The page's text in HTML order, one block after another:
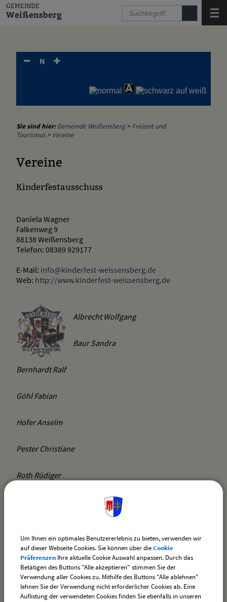
Zum Inhalt, zur Startseitespringen.
GEMEINDE
Weißensberg
N
Sie sind hier: Gemeinde Weißensberg>Freizeit und
Tourismus > Vereine
Vereine
Kinderfestausschuss
Daniela Wagner
Falkenweg 9
88138 Weißensberg
Telefon: 08389 929177
E-Mail: info@kinderfest-weissensberg.de
Web: http://www.kinderfest-weissensberg.de
Albrecht Wolfgang
Baur Sandra
Bernhardt Ralf
Göhl Fabian
Hofer Anselm
Pester Christiane
Roth Rüdiger
zurück
Um Ihnen ein optimales Benutzererlebnis zu bieten, verwenden wir
auf dieser Webseite Cookies. Sie können über dieCookie
Präferenzen Ihre aktuelle Cookie Auswahl anpassen. Durch das
Betätigen des Buttons "Alle akzeptieren" stimmen Sie der
Verwendung aller Cookies zu. Mithilfe des Buttons "Alle ablehnen"
lehnen Sie der Verwendung nicht erforderlicher Cookies ab. Eine
Auflistung der verwendeten Cookies finden Sie ebenfalls in unseren